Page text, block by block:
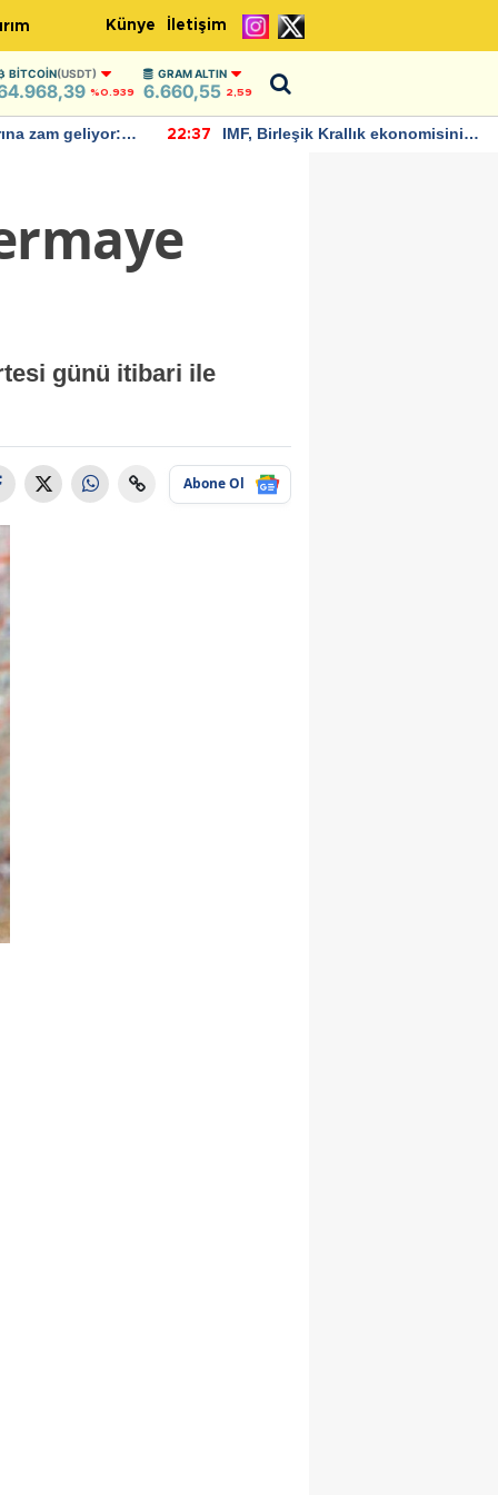
Künye İletişim
BITCOIN(USDT)
%0.939
GRAM ALTIN
6.660,55 2,59
ekonomisinin
22:30
Bitcoin, 65 bin dolar seviyesinin
günü itibari ile
Abone Ol